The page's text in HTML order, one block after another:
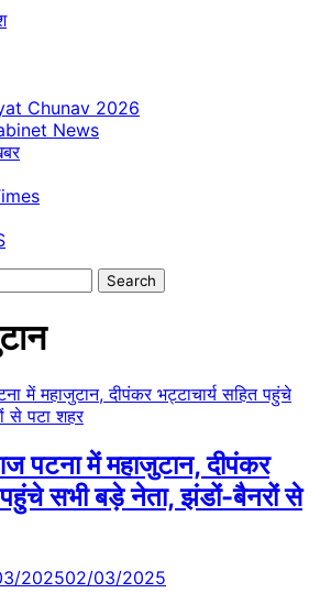
Chunav 2026
News
में महाजुटान, दीपंकर
पहुंचे सभी बड़े नेता, झंडों-बैनरों से
202502/03/2025